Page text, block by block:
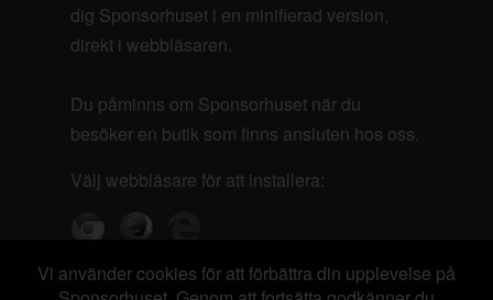
dig Sponsorhuset i en minifierad version,
direkt i webbläsaren.
Du påminns om Sponsorhuset när du
besöker en butik som finns ansluten hos oss.
Välj webbläsare för att installera:
Vi använder cookies för att förbättra din upplevelse på